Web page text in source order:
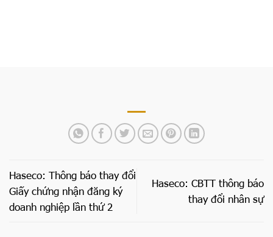
Haseco: Thông báo thay đổi
Giấy chứng nhận đăng ký
doanh nghiệp lần thứ 2
Haseco: CBTT thông báo
thay đổi nhân sự